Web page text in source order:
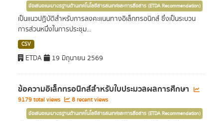
ข้อเสนอแนะมาตรฐานด้านเทคโนโลยีสารสนเทศและการสื่อสาร (ETDA Recommendation)
เป็นแนวปฏิบัติสำหรับการลงคะแนนทางอิเล็กทรอนิกส์ ซึ่งเป็นระบวน
การส่วนหนึ่งในการประชุม...
CSV
ETDA 19 มิถุนายน 2569
ข้อความอิเล็กทรอนิกส์สำหรับใบประมวลผลการศึกษา
9179 total views 8 recent views
ข้อเสนอแนะมาตรฐานด้านเทคโนโลยีสารสนเทศและการสื่อสาร (ETDA Recommendation)